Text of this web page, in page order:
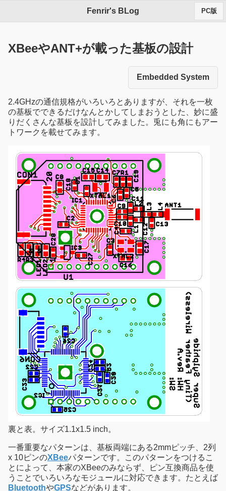
Fenrir's BLog PC版
XBeeやANT+が載った基板の設計
Embedded System
2.4GHzの通信規格がいろいろとありますが、それを一枚
の基板でできるだけなんとかしてしまおうとした、妙に盛
りだくさんな基板を設計してみました。兎にも角にもアー
トワークを載せてみます。
裏と表。サイズ1.1x1.5 inch。
一番重要なパターンは、基板両端にある2mmピッチ、2列
x 10ピンのXBeeパターンです。このパターンをつけるこ
とによって、本家のXBeeのみならず、ピン互換商品を使
うことでいろいろなモジュールに対応できます。たとえば
BluetoothやGPSなどがあります。